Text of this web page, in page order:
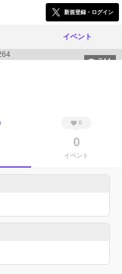
新規登録・ログイン
イベント
344
0
0
イベント